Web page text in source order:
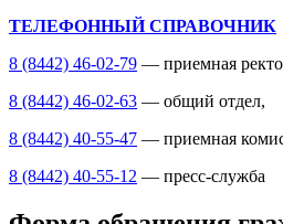
ТЕЛЕФОННЫЙ СПРАВОЧНИК
8 (8442) 46-02-79 — приемная
8 (8442) 46-02-63 — общий отдел,
8 (8442) 40-55-47 — приемная
8 (8442) 40-55-12 — пресс-служба